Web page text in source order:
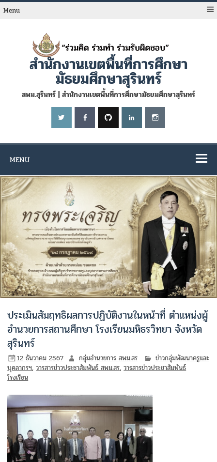
Skip
toMenu
สำนักงานเขตพื้นที่การศึกษา
มัธยมศึกษาสุรินทร์
สพม.สุรินทร์ | สำนักงานเขตพื้นที่การศึกษามัธยมศึกษาสุรินทร์
MENU
ประเมินสัมฤทธิผลการปฏิบัติงานในหน้าที่ ตำแหน่งผู้
อำนวยการสถานศึกษา โรงเรียนมหิธรวิทยา จังหวัด
สุรินทร์
12 ธันวาคม 2567 กลุ่มอำนวยการ สพม.สร
ข่าวกลุ่มพัฒนาครูและ
บุคลากรฯ,วารสารข่าวประชาสัมพันธ์ สพม.สร,วารสารข่าวประชาสัมพันธ์
โรงเรียน